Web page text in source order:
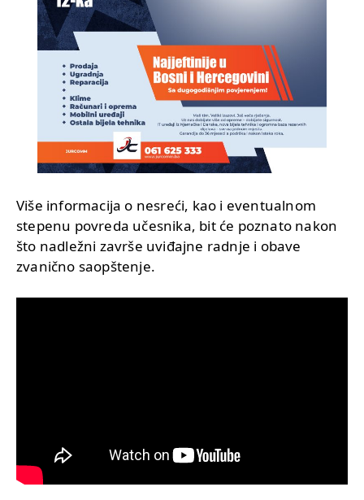
Više informacija o nesreći, kao i eventualnom
stepenu povreda učesnika, bit će poznato nakon
što nadležni završe uviđajne radnje i obave
zvanično saopštenje.